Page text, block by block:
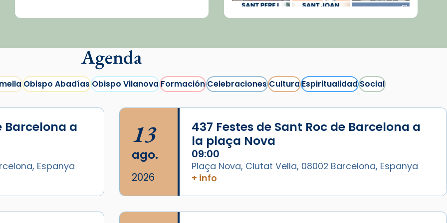
Cargar más...
Agenda
Obispo AbadíasObispo VilanovaFormaciónCelebracionesCulturaEspiritualidadSocial
Barcelona a
Espanya
13
ago.
2026
437 Festes de Sant Roc de Barcelona a
la plaça Nova
09:00
Plaça Nova, Ciutat Vella, 08002 Barcelona, Espanya
+ info